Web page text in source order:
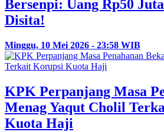
Bersenpi: Uang Rp50
Disita!
Minggu, 10 Mei 2026 - 23:58 WIB
KPK Perpanjang Masa
Menag Yaqut Cholil
Kuota Haji